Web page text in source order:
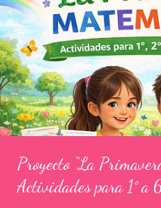
Proyecto “La
Actividades para 1° a